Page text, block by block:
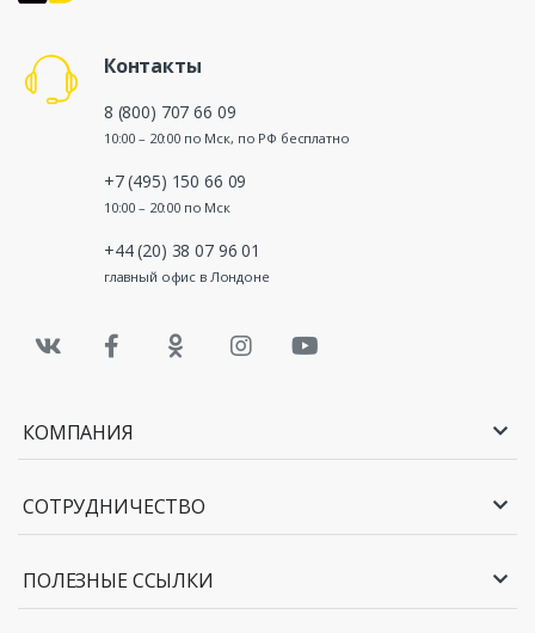
Контакты
8 (800) 707 66 09
10:00 – 20:00 по Мск, по РФ бесплатно
+7 (495) 150 66 09
10:00 – 20:00 по Мск
+44 (20) 38 07 96 01
главный офис в Лондоне
КОМПАНИЯ
СОТРУДНИЧЕСТВО
ПОЛЕЗНЫЕ ССЫЛКИ